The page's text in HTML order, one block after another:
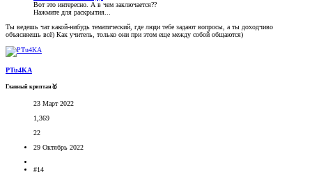
Вот это интересно. А в чем заключается??
Нажмите для раскрытия...
Ты ведешь чат какой-нибудь тематический, где люди тебе задают вопросы, а ты доходчиво
объясняешь всё) Как учитель, только они при этом еще между собой общаются)
PTu4KA
Главный криптан🥇
23 Март 2022
1,369
22
29 Октябрь 2022
#14